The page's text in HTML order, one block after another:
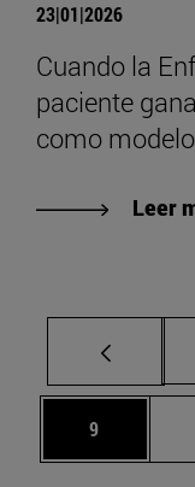
23|01|2026
Cuando la
paciente
como
Leer
Página
9